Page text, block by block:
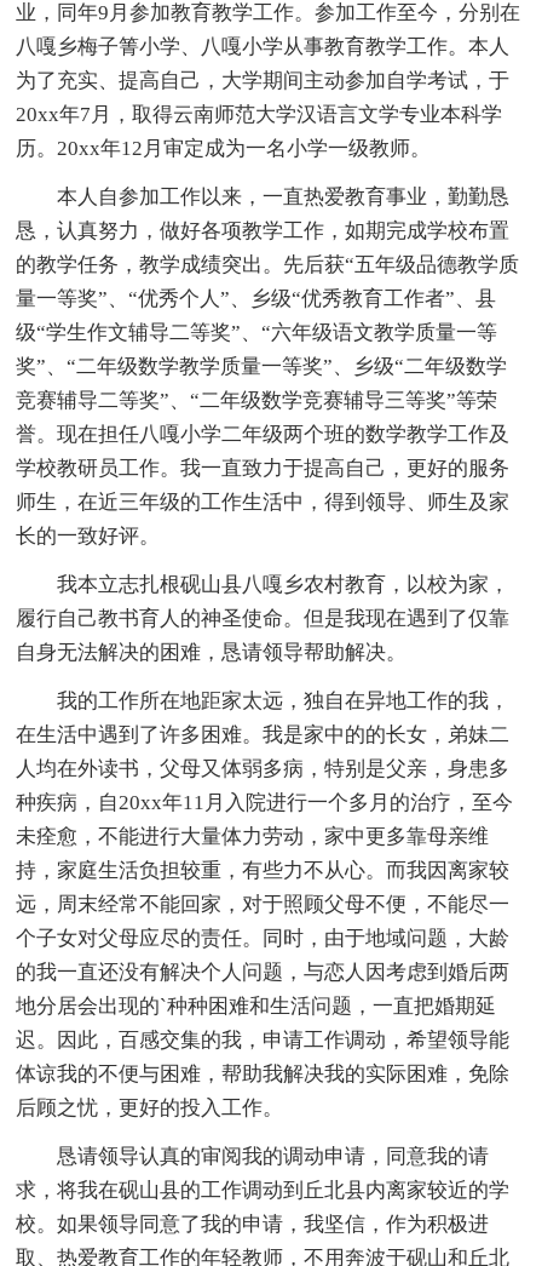
业，同年9月参加教育教学工作。参加工作至今，分别在
八嘎乡梅子箐小学、八嘎小学从事教育教学工作。本人
为了充实、提高自己，大学期间主动参加自学考试，于
20xx年7月，取得云南师范大学汉语言文学专业本科学
历。20xx年12月审定成为一名小学一级教师。
本人自参加工作以来，一直热爱教育事业，勤勤恳
恳，认真努力，做好各项教学工作，如期完成学校布置
的教学任务，教学成绩突出。先后获“五年级品德教学质
量一等奖”、“优秀个人”、乡级“优秀教育工作者”、县
级“学生作文辅导二等奖”、“六年级语文教学质量一等
奖”、“二年级数学教学质量一等奖”、乡级“二年级数学
竞赛辅导二等奖”、“二年级数学竞赛辅导三等奖”等荣
誉。现在担任八嘎小学二年级两个班的数学教学工作及
学校教研员工作。我一直致力于提高自己，更好的服务
师生，在近三年级的工作生活中，得到领导、师生及家
长的一致好评。
我本立志扎根砚山县八嘎乡农村教育，以校为家，
履行自己教书育人的神圣使命。但是我现在遇到了仅靠
自身无法解决的困难，恳请领导帮助解决。
我的工作所在地距家太远，独自在异地工作的我，
在生活中遇到了许多困难。我是家中的的长女，弟妹二
人均在外读书，父母又体弱多病，特别是父亲，身患多
种疾病，自20xx年11月入院进行一个多月的治疗，至今
未痊愈，不能进行大量体力劳动，家中更多靠母亲维
持，家庭生活负担较重，有些力不从心。而我因离家较
远，周末经常不能回家，对于照顾父母不便，不能尽一
个子女对父母应尽的责任。同时，由于地域问题，大龄
的我一直还没有解决个人问题，与恋人因考虑到婚后两
地分居会出现的`种种困难和生活问题，一直把婚期延
迟。因此，百感交集的我，申请工作调动，希望领导能
体谅我的不便与困难，帮助我解决我的实际困难，免除
后顾之忧，更好的投入工作。
恳请领导认真的审阅我的调动申请，同意我的请
求，将我在砚山县的工作调动到丘北县内离家较近的学
校。如果领导同意了我的申请，我坚信，作为积极进
取、热爱教育工作的年轻教师，不用奔波于砚山和丘北